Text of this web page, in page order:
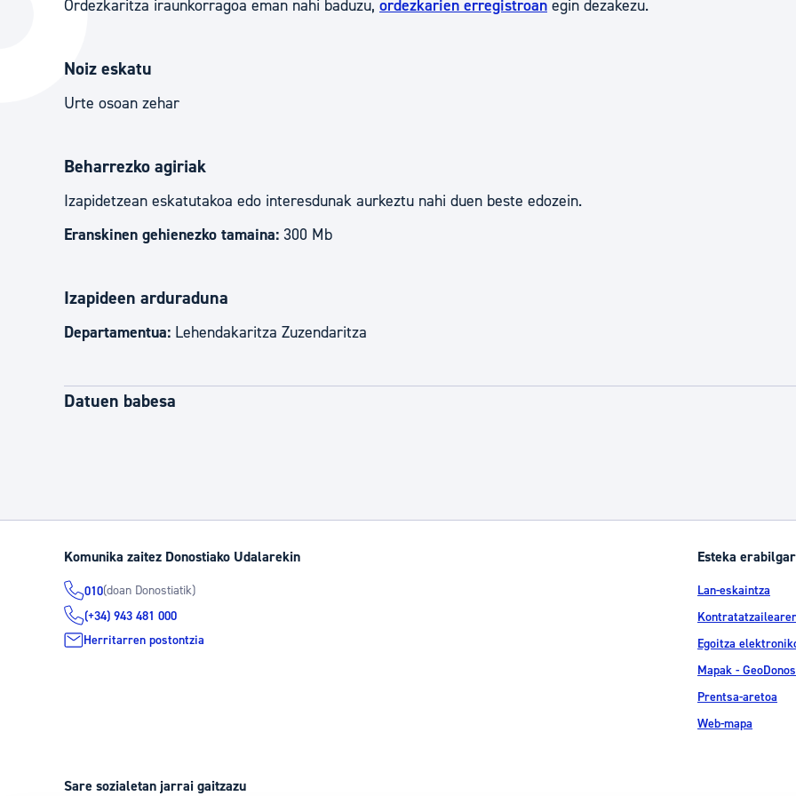
Hiria Aktualitatea Udal administrazioa
Ordezkaritza iraunkorragoa eman nahi baduzu, ordezkarien erregistroan egin dezakezu.
Noiz eskatu
Urte osoan zehar
Beharrezko agiriak
Izapidetzean eskatutakoa edo interesdunak aurkeztu nahi duen beste edozein.
Eranskinen gehienezko tamaina: 300 Mb
Izapideen arduraduna
Departamentua: Lehendakaritza Zuzendaritza
Datuen babesa
Komunika zaitez Donostiako Udalarekin
010(doan Donostiatik)
(+34) 943 481 000
Herritarren postontzia
Esteka
Lan-eskaintza
Egoitza
Mapak -
Prentsa-aretoa
Web-mapa
Sare sozialetan jarrai gaitzazu